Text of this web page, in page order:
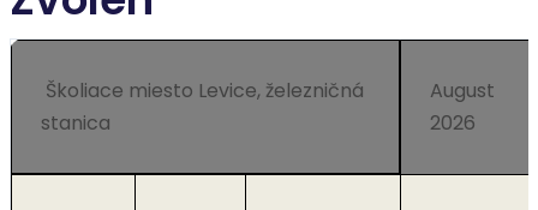
Školiace miesto Levice, železničná
stanica
August
2026